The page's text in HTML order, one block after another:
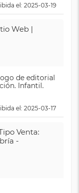
el: 2025-03-19
Web |
de editorial
Infantil.
el: 2025-03-17
Venta:
-